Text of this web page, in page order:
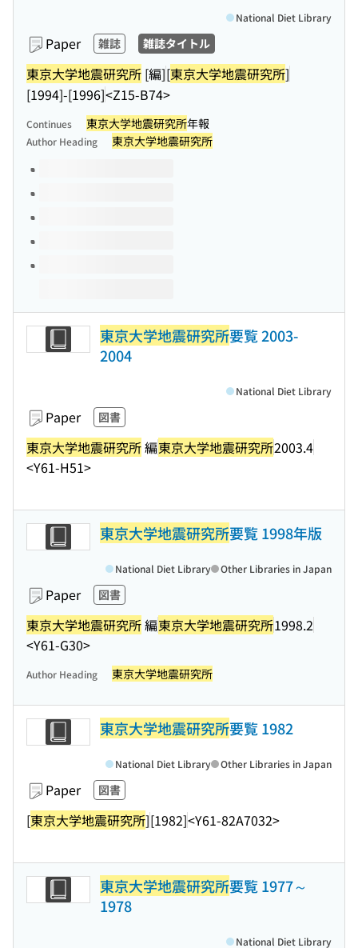
Paper 雑誌 雑誌タイトル
東京大学地震研究所 [編][東京大学地震研究所]
[1994]-[1996]<Z15-B74>
National Diet Library
Continues 東京大学地震研究所年報
Author Heading 東京大学地震研究所
Volumes of this title
東京大学地震研究所要覧 2003-
2004
Paper 図書
東京大学地震研究所編東京大学地震研究所2003.4
<Y61-H51>
National Diet Library
東京大学地震研究所要覧 1998年版
Paper 図書
東京大学地震研究所編東京大学地震研究所1998.2
<Y61-G30>
National Diet Library Other Libraries in Japan
Author Heading 東京大学地震研究所
東京大学地震研究所要覧 1982
Paper 図書
[東京大学地震研究所][1982]<Y61-82A7032>
National Diet Library Other Libraries in Japan
東京大学地震研究所要覧 1977～
1978
National Diet Library